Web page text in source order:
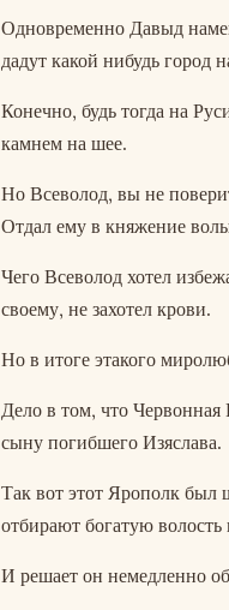
Одновременно Давыд
дадут какой нибудь город
Конечно, будь тогда на
камнем на шее.
Но Всеволод, вы не
Отдал ему в княжение
Чего Всеволод хотел
своему, не захотел крови.
Но в итоге этакого
Дело в том, что
сыну погибшего Изяслава.
Так вот этот Ярополк был
отбирают богатую
И решает он немедленно